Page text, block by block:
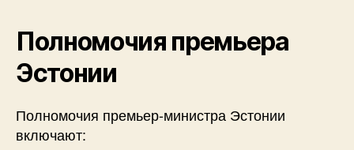
Полномочия премьера
Эстонии
Полномочия премьер-министра Эстонии
включают: